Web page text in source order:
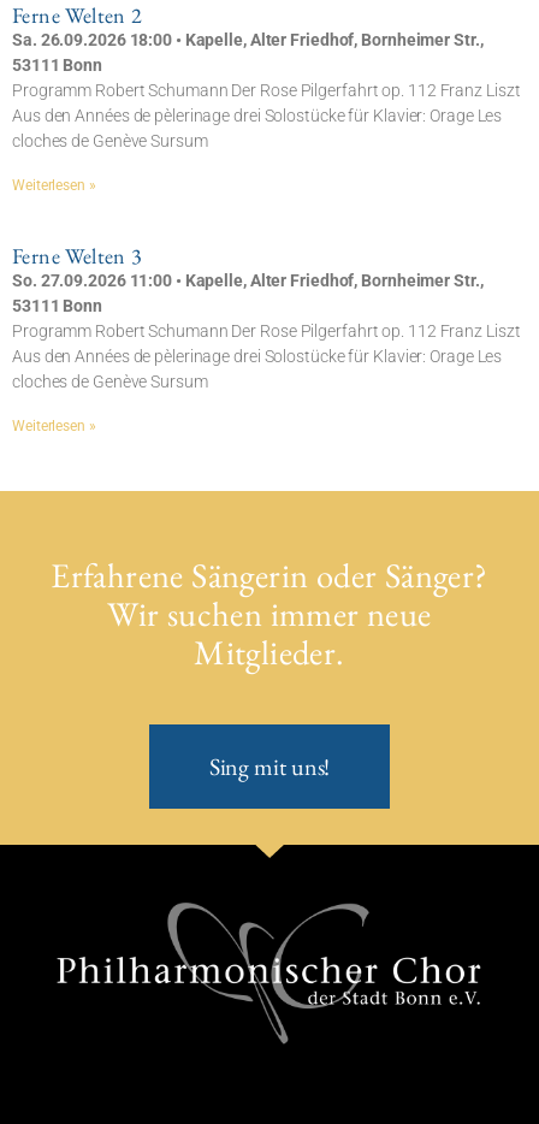
Ferne Welten 2
Sa. 26.09.2026 18:00 • Kapelle, Alter Friedhof, Bornheimer Str.,
53111 Bonn
Programm Robert Schumann Der Rose Pilgerfahrt op. 112 Franz Liszt
Aus den Années de pèlerinage drei Solostücke für Klavier: Orage Les
cloches de Genève Sursum
Weiterlesen »
Ferne Welten 3
So. 27.09.2026 11:00 • Kapelle, Alter Friedhof, Bornheimer Str.,
53111 Bonn
Programm Robert Schumann Der Rose Pilgerfahrt op. 112 Franz Liszt
Aus den Années de pèlerinage drei Solostücke für Klavier: Orage Les
cloches de Genève Sursum
Weiterlesen »
Erfahrene Sängerin oder Sänger?
Wir suchen immer neue
Mitglieder.
Sing mit uns!